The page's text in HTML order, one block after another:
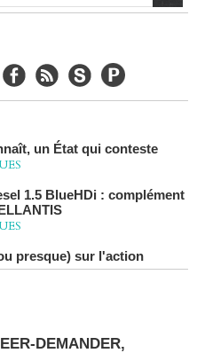
Me Christophe
lieu
un État qui conteste
1.5 BlueHDi : complément
presque) sur l'action
DEMANDER,